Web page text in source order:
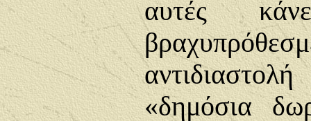
αυτές
«δημόσια